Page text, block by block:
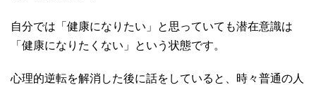
自分では「健康になりたい」と思っていても潜在意識は
「健康になりたくない」という状態です。
心理的逆転を解消した後に話をしていると、時々普通の人